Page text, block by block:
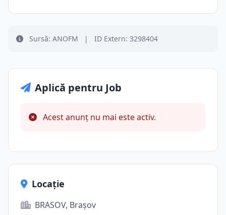
Sursă: ANOFM | ID Extern: 3298404
Aplică pentru Job
Acest anunț nu mai este activ.
Locație
BRASOV, Brașov